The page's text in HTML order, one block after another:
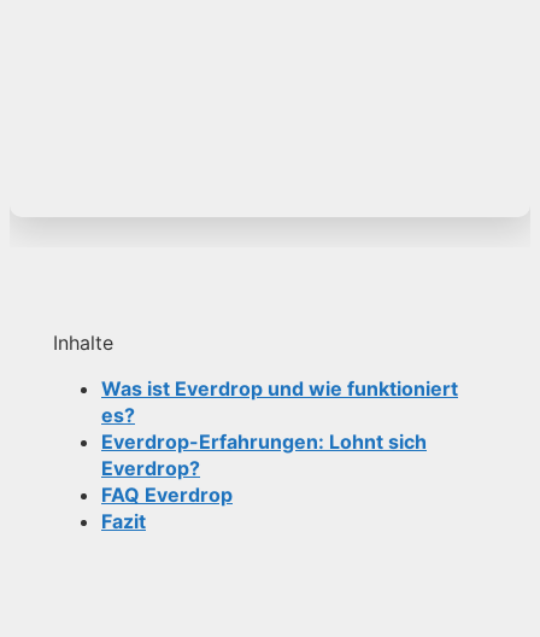
Inhalte
Was ist Everdrop und wie funktioniert
es?
Everdrop-Erfahrungen: Lohnt sich
Everdrop?
FAQ Everdrop
Fazit